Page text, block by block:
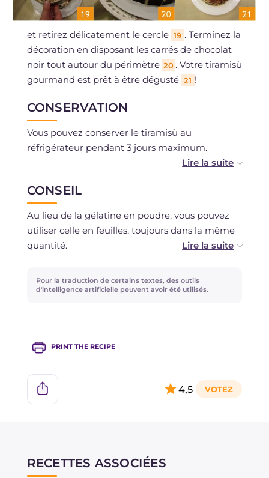
et retirez délicatement le cercle 19 . Terminez la
décoration en disposant les carrés de chocolat
noir tout autour du périmètre 20 . Votre tiramisù
gourmand est prêt à être dégusté 21 !
CONSERVATION
Vous pouvez conserver le tiramisù au
réfrigérateur pendant 3 jours maximum.
souhaitez pour environ 1 mois.
Vous pouvez conserver les biscuits pendant 1
semaine dans une boîte en fer blanc à l'abri de
l'humidité.
CONSEIL
Au lieu de la gélatine en poudre, vous pouvez
utiliser celle en feuilles, toujours dans la même
quantité.
Pour gagner du temps, vous pouvez préparer
les biscuits et la crème pâtissière un jour à
Pour la traduction de certains textes, des outils
d'intelligence artificielle peuvent avoir été utilisés.
PRINT THE RECIPE
4,5
RECETTES ASSOCIÉES